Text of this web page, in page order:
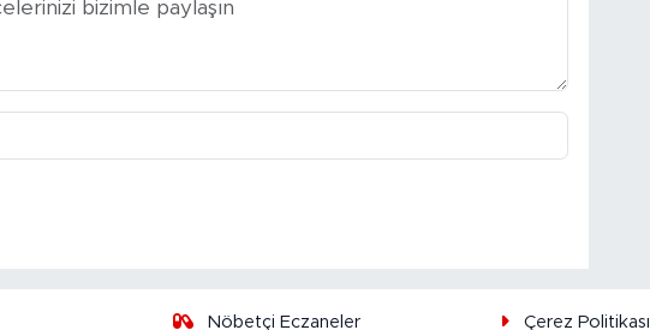
Nöbetçi Eczaneler Çerez Politikası